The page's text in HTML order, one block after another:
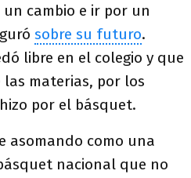
cambio e ir por un
sobre su futuro.
libre en el colegio y que
materias, por los
por el básquet.
asomando como una
nacional que no